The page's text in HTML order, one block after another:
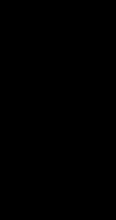
ด้วยเสียง